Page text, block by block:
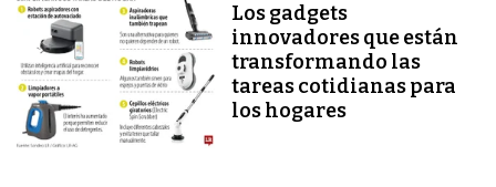
Los gadgets
innovadores que están
transformando las
tareas cotidianas para
los hogares